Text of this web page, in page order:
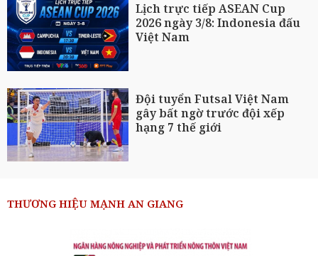
Lịch trực tiếp ASEAN Cup
2026 ngày 3/8: Indonesia đấu
Việt Nam
Đội tuyển Futsal Việt Nam
gây bất ngờ trước đội xếp
hạng 7 thế giới
THƯƠNG HIỆU MẠNH AN GIANG